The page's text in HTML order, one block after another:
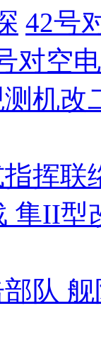
42号
对空
测机改
挥联
隼II型
队